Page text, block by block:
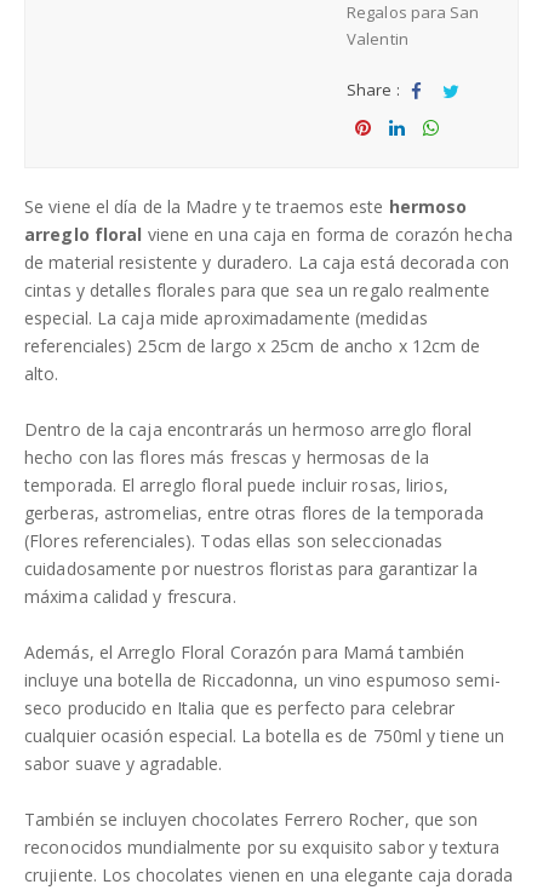
Regalos para San
Valentin
Share :
Sha Tw
Se viene el día de la Madre y te traemos este hermoso
arreglo floral viene en una caja en forma de corazón hecha
de material resistente y duradero. La caja está decorada con
cintas y detalles florales para que sea un regalo realmente
especial. La caja mide aproximadamente (medidas
referenciales) 25cm de largo x 25cm de ancho x 12cm de
alto.
Dentro de la caja encontrarás un hermoso arreglo floral
hecho con las flores más frescas y hermosas de la
temporada. El arreglo floral puede incluir rosas, lirios,
gerberas, astromelias, entre otras flores de la temporada
(Flores referenciales). Todas ellas son seleccionadas
cuidadosamente por nuestros floristas para garantizar la
máxima calidad y frescura.
Además, el Arreglo Floral Corazón para Mamá también
incluye una botella de Riccadonna, un vino espumoso semi-
seco producido en Italia que es perfecto para celebrar
cualquier ocasión especial. La botella es de 750ml y tiene un
sabor suave y agradable.
También se incluyen chocolates Ferrero Rocher, que son
reconocidos mundialmente por su exquisito sabor y textura
crujiente. Los chocolates vienen en una elegante caja dorada